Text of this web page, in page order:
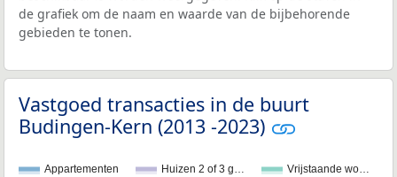
de grafiek om de naam en waarde van de bijbehorende
gebieden te tonen.
Vastgoed transacties in de buurt
Budingen-Kern (2013 -2023)
Appartementen Huizen 2 of 3 g… Vrijstaande wo…